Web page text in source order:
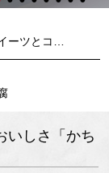
いしさ「かち